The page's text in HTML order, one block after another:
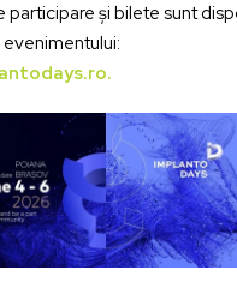
participare și bilete sunt